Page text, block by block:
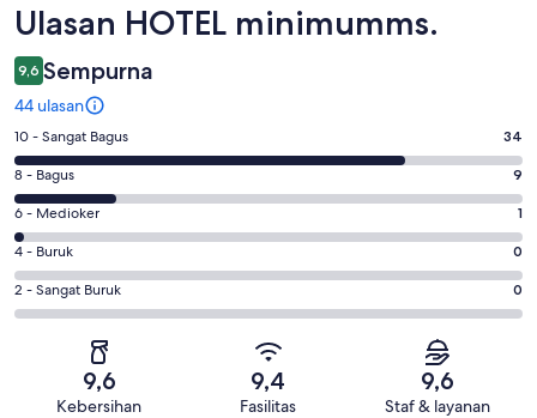
Ulasan
Ulasan HOTEL minimumms.
9,6 Sempurna
44 ulasan
Penilaian
10
-
Sangat
Bagus.
34
dari
44
10 - Sangat Bagus 34
Penilaian
8
-
Bagus.
9
dari
44
8 - Bagus 9
Penilaian
6
-
Medioker.
1
6 - Medioker 1
Penilaian
4
-
4 - Buruk 0
Penilaian
2
2 - Sangat Buruk 0
9,6
Kebersihan
9,4
Fasilitas
9,6
Staf & layanan